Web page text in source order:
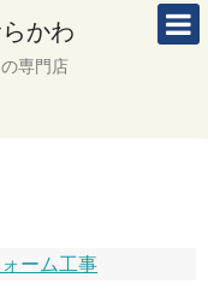
かわ
専門店
ーム工事